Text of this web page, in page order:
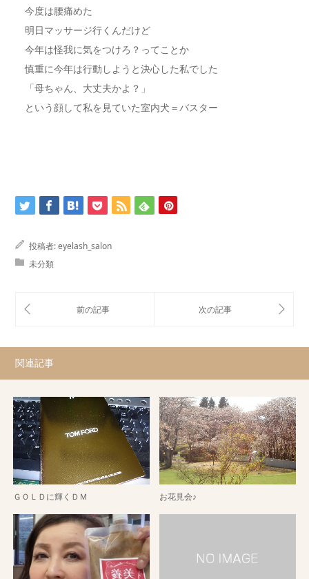
今度は腰痛めた
明日マッサージ行くんだけど
今年は怪我に気をつけろ？ってことか
慎重に今年は行動しようと決心した私でした
「母ちゃん、大丈夫かよ？」
という顔して私を見ていた室内犬＝バスター
投稿者:eyelash_salon
未分類
関連記事
ＧＯＬＤに輝くＤＭ お花見会♪